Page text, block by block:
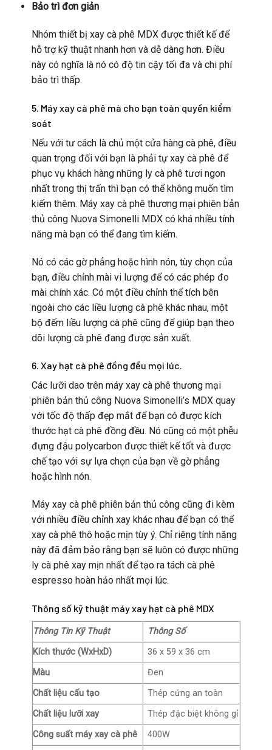
Bảo trì đơn giản
Nhóm thiết bị xay cà phê MDX được thiết kế để
hỗ trợ kỹ thuật nhanh hơn và dễ dàng hơn. Điều
này có nghĩa là nó có độ tin cậy tối đa và chi phí
bảo trì thấp.
5. Máy xay cà phê mà cho bạn toàn quyền kiểm
soát
Nếu với tư cách là chủ một cửa hàng cà phê, điều
quan trọng đối với bạn là phải tự xay cà phê để
phục vụ khách hàng những ly cà phê tươi ngon
nhất trong thị trấn thì bạn có thể không muốn tìm
kiếm thêm. Máy xay cà phê thương mại phiên bản
thủ công Nuova Simonelli MDX có khá nhiều tính
năng mà bạn có thể đang tìm kiếm.
Nó có các gờ phẳng hoặc hình nón, tùy chọn của
bạn, điều chỉnh mài vi lượng để có các phép đo
mài chính xác. Có một điều chỉnh thể tích bên
ngoài cho các liều lượng cà phê khác nhau, một
bộ đếm liều lượng cà phê cũng để giúp bạn theo
dõi lượng cà phê đang được sản xuất.
6. Xay hạt cà phê đồng đều mọi lúc.
Các lưỡi dao trên máy xay cà phê thương mại
phiên bản thủ công Nuova Simonelli’s MDX quay
với tốc độ thấp đẹp mắt để bạn có được kích
thước hạt cà phê đồng đều. Nó cũng có một phễu
đựng đậu polycarbon được thiết kế tốt và được
chế tạo với sự lựa chọn của bạn về gờ phẳng
hoặc hình nón.
Máy xay cà phê phiên bản thủ công cũng đi kèm
với nhiều điều chỉnh xay khác nhau để bạn có thể
xay cà phê thô hoặc mịn tùy ý. Chỉ riêng tính năng
này đã đảm bảo rằng bạn sẽ luôn có được những
ly cà phê xay mịn nhất để tạo ra tách cà phê
espresso hoàn hảo nhất mọi lúc.
Thông số kỹ thuật máy xay hạt cà phê MDX
Thông Tin Kỹ Thuật
Thông Số
Kích thước (WxHxD)
36 x 59 x 36 cm
Màu
Đen
Chất liệu cấu tạo
Thép cứng an toàn
Chất liệu lưỡi xay
Thép đặc biệt không gỉ
Công suất máy xay cà phê
400W